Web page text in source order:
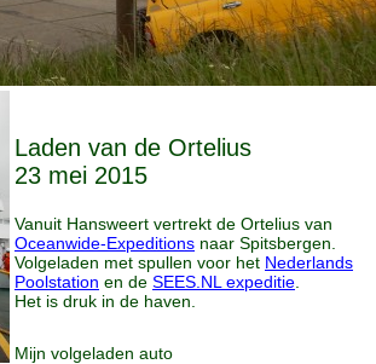
Laden van de Ortelius
23 mei 2015
Vanuit Hansweert vertrekt de Ortelius van
Oceanwide-Expeditions naar Spitsbergen.
Volgeladen met spullen voor het Nederlands
Poolstation en de SEES.NL expeditie
Het is druk in de haven.
Mijn volgeladen auto